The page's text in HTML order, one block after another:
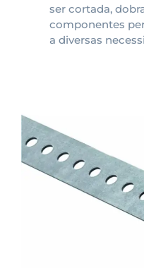
ser cortada,
componentes
a diversas